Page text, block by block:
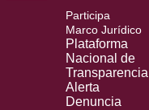
Participa
Marco Jurídico
Plataforma
Nacional de
Transparencia
Alerta
Denuncia